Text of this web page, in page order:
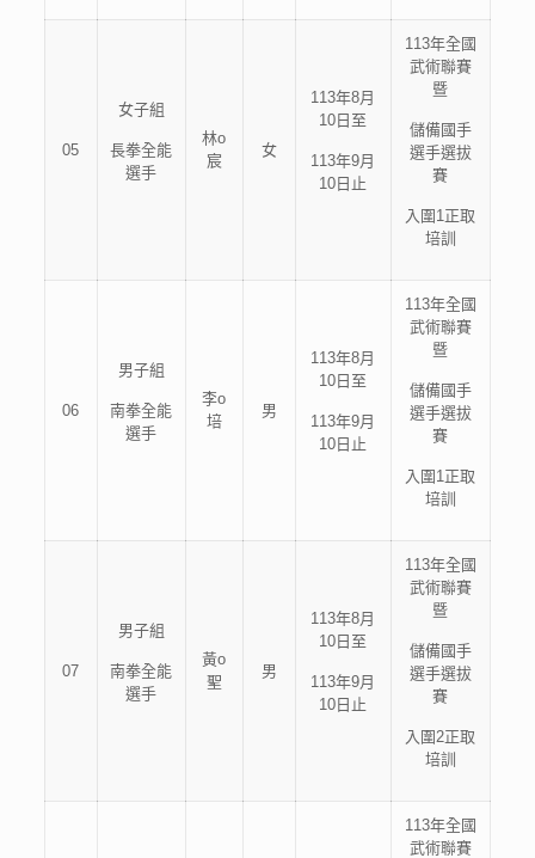
05
女子組
長拳全能
選手
林o
宸
女
113年8月
10日至
113年9月
10日止
113年全國
武術聯賽
暨
儲備國手
選手選拔
賽
入圍1正取
培訓
06
男子組
南拳全能
選手
李o
培
男
113年8月
10日至
113年9月
10日止
113年全國
武術聯賽
暨
儲備國手
選手選拔
賽
入圍1正取
培訓
07
男子組
南拳全能
選手
黃o
聖
男
113年8月
10日至
113年9月
10日止
113年全國
武術聯賽
暨
儲備國手
選手選拔
賽
入圍2正取
培訓
113年全國
武術聯賽